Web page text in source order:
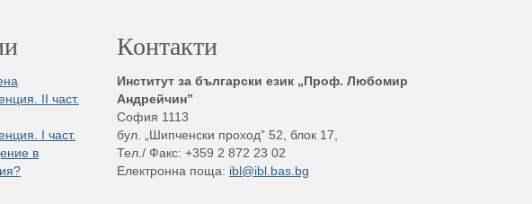
II част.
I част.
в
Контакти
Институт за български език „Проф. Любомир
Андрейчин”
София 1113
бул. „Шипченски проход” 52, блок 17,
Тел./ Факс: +359 2 872 23 02
Електронна поща: ibl@ibl.bas.bg